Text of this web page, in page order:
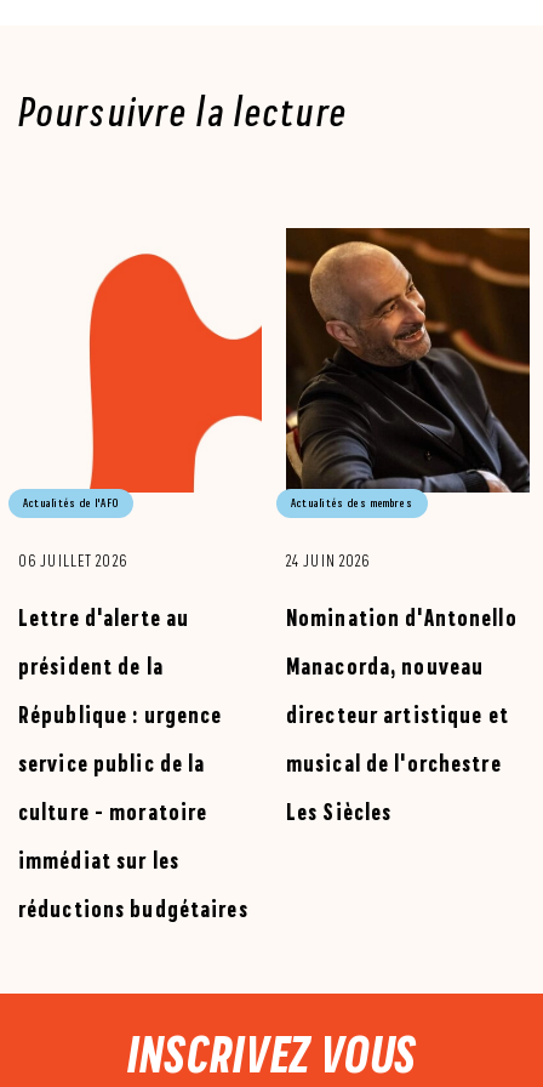
Poursuivre la lecture
Actualités de l'AFO
06 JUILLET 2026
Lettre d'alerte au
président de la
République : urgence
service public de la
culture - moratoire
immédiat sur les
réductions budgétaires
Actualités des membres
24 JUIN 2026
Nomination d'Antonello
Manacorda, nouveau
directeur artistique et
musical de l'orchestre
Les Siècles
INSCRIVEZ VOUS